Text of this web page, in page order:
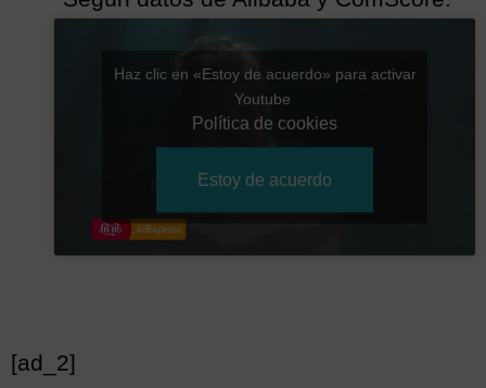
Haz clic en «Estoy de acuerdo» para activar
Youtube
Política de cookies
Estoy de acuerdo
[ad_2]